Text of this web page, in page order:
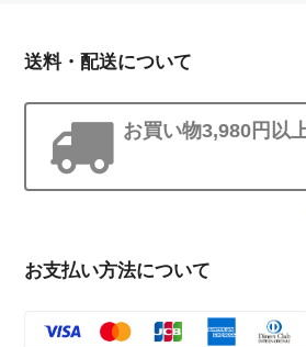
送料・配送について
お買い物3,980円以
お支払い方法について